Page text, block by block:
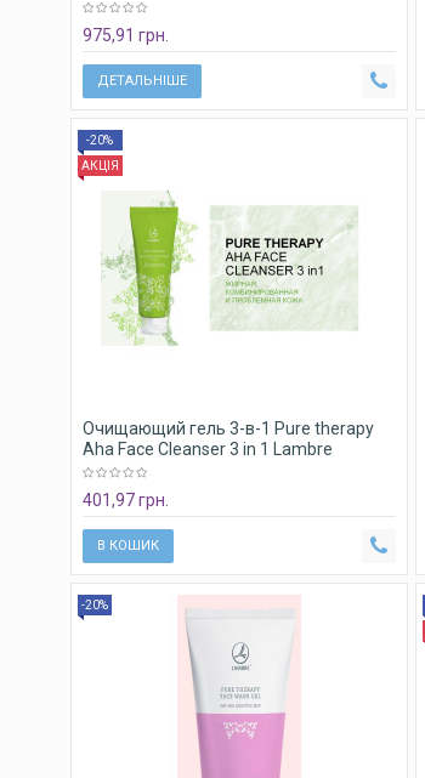
975,91 грн.
ДЕТАЛЬНІШЕ
-20%
АКЦІЯ
Очищающий гель 3-в-1 Pure therapy
Aha Face Cleanser 3 in 1 Lambre
401,97 грн.
В КОШИК
-20%